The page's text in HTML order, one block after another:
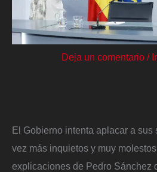
Deja un comentario /
El Gobierno intenta aplacar a sus
vez más inquietos y muy
explicaciones de Pedro Sánchez